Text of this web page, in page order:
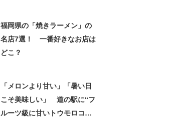
福岡県の「焼きラーメン」の
名店7選！ 一番好きなお店は
どこ？
「メロンより甘い」「暑い日
こそ美味しい」 道の駅に“フ
ルーツ級に甘いトウモロコ